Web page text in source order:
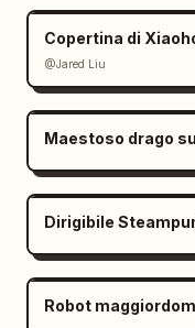
@Jared Liu
Dirigibile